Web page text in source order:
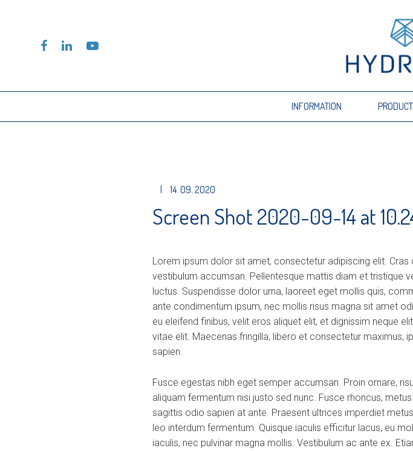
INFORMATION
| 14. 09. 2020
Screen Shot 2020-09-14 at
Lorem ipsum dolor sit amet, consectetur adipiscing elit.
vestibulum accumsan. Pellentesque mattis diam et tristique
luctus. Suspendisse dolor urna, laoreet eget mollis quis,
ante condimentum ipsum, nec mollis risus magna sit amet
eu eleifend finibus, velit eros aliquet elit, et dignissim neque
vitae elit. Maecenas fringilla, libero et consectetur maximus,
sapien.
Fusce egestas nibh eget semper accumsan. Proin ornare,
aliquam fermentum nisi justo sed nunc. Fusce rhoncus,
sagittis odio sapien at ante. Praesent ultrices imperdiet
leo interdum fermentum. Quisque iaculis efficitur lacus, eu
iaculis, nec pulvinar magna mollis. Vestibulum ac ante ex.